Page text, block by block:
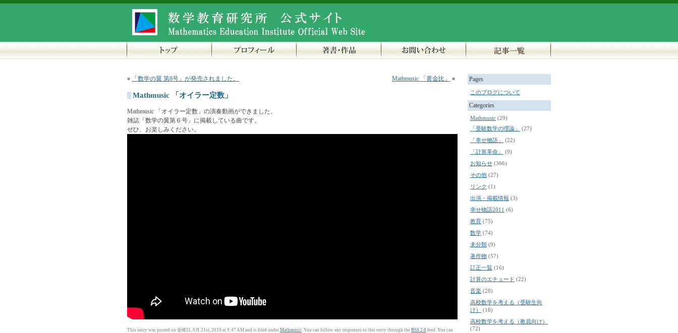
« 「数学の翼 第8号」が発売されました。 Mathmusic 「黄金比」 »
Mathmusic 「オイラー定数」
Mathmusic 「オイラー定数」の演奏動画ができました。
雑誌「数学の翼第６号」に掲載している曲です。
ぜひ、お楽しみください。
This entry was posted on 金曜日, 6月 21st, 2019 at 9:47 AM and is filed under Mathmusic. You can follow any responses to this entry through the RSS 2.0 feed. You can
Pages
このブログについて
Categories
Mathmusic (29)
「受験数学の理論」
(27)
「幸せ物語」
(22)
「計算革命」
(9)
お知らせ (366)
その他 (27)
リンク (1)
出演・掲載情報 (3)
幸せ物語2011 (6)
教育 (75)
数学 (74)
未分類 (9)
著作物 (57)
訂正一覧 (16)
計算のエチュード (22)
音楽 (28)
高校数学を考える（受験生向
け）
(16)
高校数学を考える（教員向け）
(72)